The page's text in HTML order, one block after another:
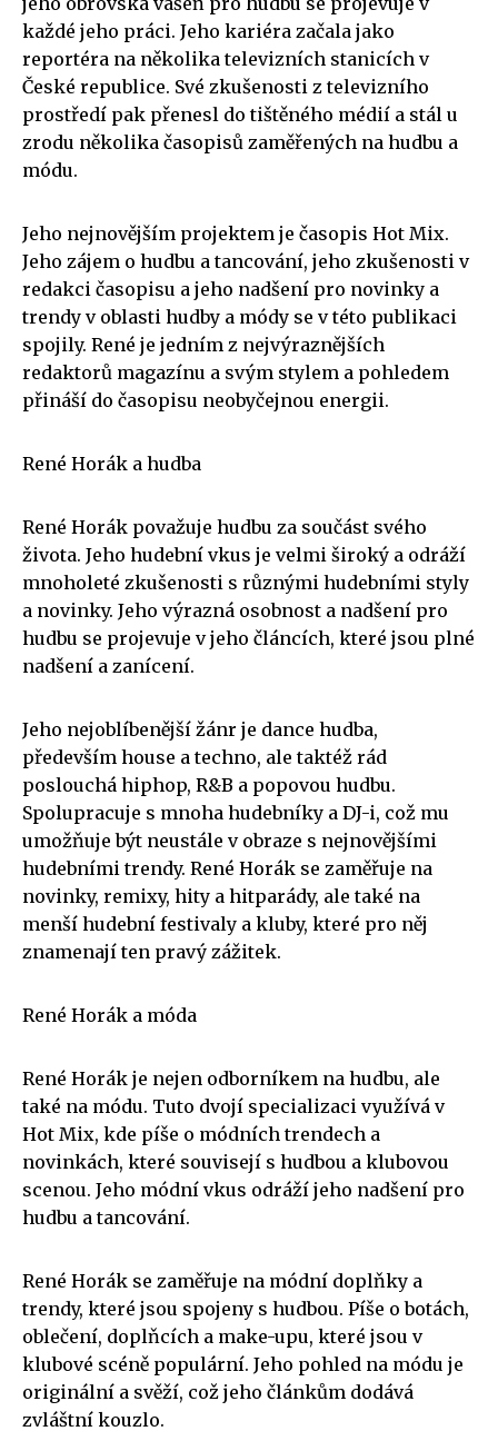
každé jeho práci. Jeho kariéra začala jako
reportéra na několika televizních stanicích v
České republice. Své zkušenosti z televizního
prostředí pak přenesl do tištěného médií a stál u
zrodu několika časopisů zaměřených na hudbu a
módu.
Jeho nejnovějším projektem je časopis Hot Mix.
Jeho zájem o hudbu a tancování, jeho zkušenosti v
redakci časopisu a jeho nadšení pro novinky a
trendy v oblasti hudby a módy se v této publikaci
spojily. René je jedním z nejvýraznějších
redaktorů magazínu a svým stylem a pohledem
přináší do časopisu neobyčejnou energii.
René Horák a hudba
René Horák považuje hudbu za součást svého
života. Jeho hudební vkus je velmi široký a odráží
mnoholeté zkušenosti s různými hudebními styly
a novinky. Jeho výrazná osobnost a nadšení pro
hudbu se projevuje v jeho článcích, které jsou plné
nadšení a zanícení.
Jeho nejoblíbenější žánr je dance hudba,
především house a techno, ale taktéž rád
poslouchá hiphop, R&B a popovou hudbu.
Spolupracuje s mnoha hudebníky a DJ-i, což mu
umožňuje být neustále v obraze s nejnovějšími
hudebními trendy. René Horák se zaměřuje na
novinky, remixy, hity a hitparády, ale také na
menší hudební festivaly a kluby, které pro něj
znamenají ten pravý zážitek.
René Horák a móda
René Horák je nejen odborníkem na hudbu, ale
také na módu. Tuto dvojí specializaci využívá v
Hot Mix, kde píše o módních trendech a
novinkách, které souvisejí s hudbou a klubovou
scenou. Jeho módní vkus odráží jeho nadšení pro
hudbu a tancování.
René Horák se zaměřuje na módní doplňky a
trendy, které jsou spojeny s hudbou. Píše o botách,
oblečení, doplňcích a make-upu, které jsou v
klubové scéně populární. Jeho pohled na módu je
originální a svěží, což jeho článkům dodává
zvláštní kouzlo.